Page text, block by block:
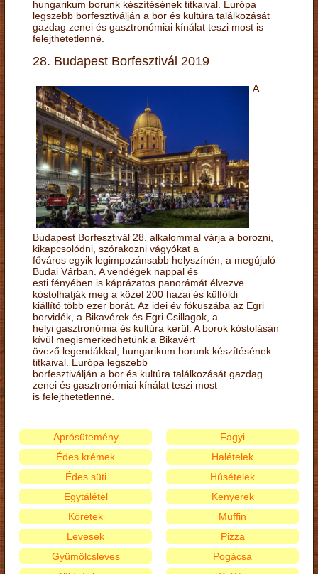
hungarikum borunk készítésének titkaival. Európa
legszebb borfesztiválján a bor és kultúra találkozását
gazdag zenei és gasztronómiai kínálat teszi most is
felejthetetlenné.
28. Budapest Borfesztivál 2019
A
Budapest Borfesztivál 28. alkalommal várja a borozni,
kikapcsolódni, szórakozni vágyókat a
főváros egyik legimpozánsabb helyszínén, a megújuló
Budai Várban. A vendégek nappal és
esti fényében is káprázatos panorámát élvezve
kóstolhatják meg a közel 200 hazai és külföldi
kiállító több ezer borát. Az idei év fókuszába az Egri
borvidék, a Bikavérek és Egri Csillagok, a
helyi gasztronómia és kultúra kerül. A borok kóstolásán
kívül megismerkedhetünk a Bikavért
övező legendákkal, hungarikum borunk készítésének
titkaival. Európa legszebb
borfesztiválján a bor és kultúra találkozását gazdag
zenei és gasztronómiai kínálat teszi most
is felejthetetlenné.
Aprósütemény
Édes krémek
Édes süti
Egytálétel
Fagyi
Halételek
Húsételek
Kenyerek
Köretek
Levesek
Gyümölcsleves
Muffin
Pizza
Pogácsa